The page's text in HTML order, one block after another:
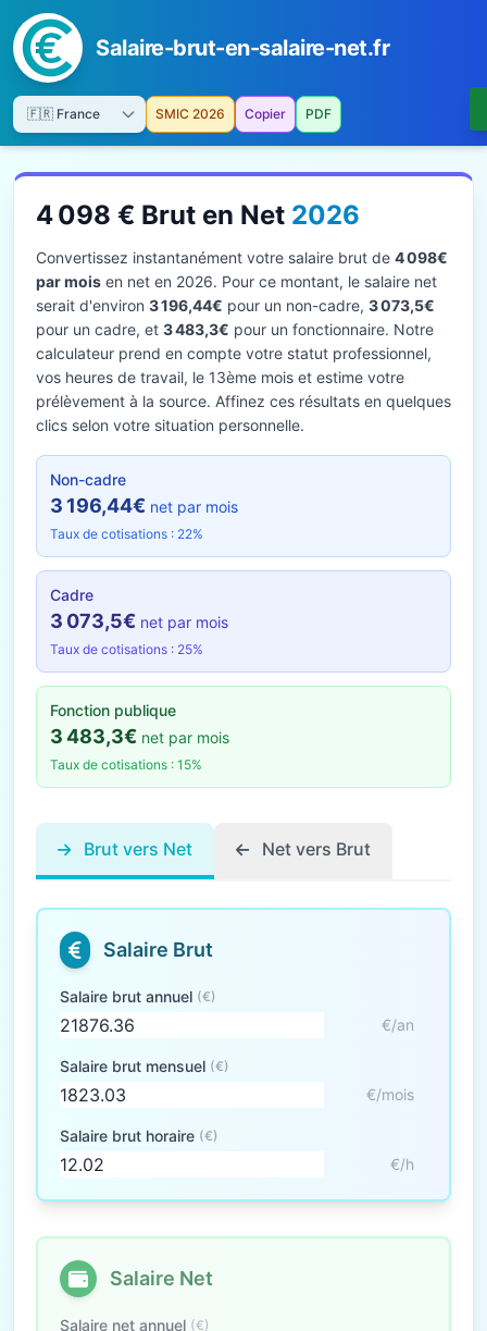
Salaire-brut-en-salaire-net.fr
SMIC 2026 Copier PDF
4 098 € Brut en Net 2026
Convertissez instantanément votre salaire brut de 4 098€
par mois en net en 2026. Pour ce montant, le salaire net
serait d'environ 3 196,44€ pour un non-cadre, 3 073,5€
pour un cadre, et 3 483,3€ pour un fonctionnaire. Notre
calculateur prend en compte votre statut professionnel,
vos heures de travail, le 13ème mois et estime votre
prélèvement à la source. Affinez ces résultats en quelques
clics selon votre situation personnelle.
Non-cadre
3 196,44€ net par mois
Taux de cotisations : 22%
Cadre
3 073,5€ net par mois
Taux de cotisations : 25%
Fonction publique
3 483,3€ net par mois
Taux de cotisations : 15%
Brut vers Net Net vers Brut
Salaire Brut
Salaire brut annuel (€)
€/an
Salaire brut mensuel (€)
€/mois
Salaire brut horaire (€)
€/h
Salaire Net
Salaire net annuel (€)